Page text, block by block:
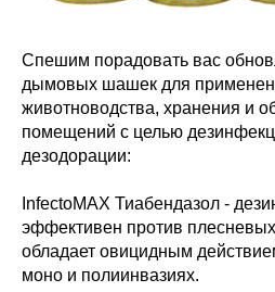
Спешим порадовать вас
дымовых шашек для
животноводства, хранения и
помещений с целью
дезодорации:
InfectoMAX Тиабендазол -
эффективен против
обладает овицидным
моно и полиинвазиях.